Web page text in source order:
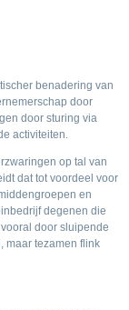
benadering van
door
door sturing via
activiteiten.
op tal van
dat tot voordeel voor
en
degenen die
door sluipende
maar tezamen flink